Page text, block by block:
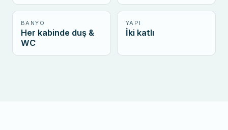
BANYO
Her kabinde duş &
WC
YAPI
İki katlı